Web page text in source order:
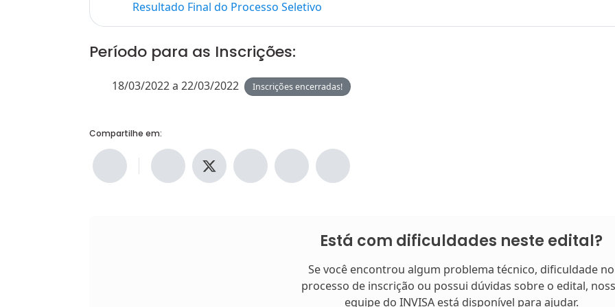
Resultado Final do Processo Seletivo
Período para as Inscrições:
18/03/2022 a 22/03/2022 Inscrições encerradas!
Compartilhe em:
Está com dificuldades neste edital?
Se você encontrou algum problema técnico, dificuldade no
processo de inscrição ou possui dúvidas sobre o edital,
equipe do INVISA está disponível para ajudar.